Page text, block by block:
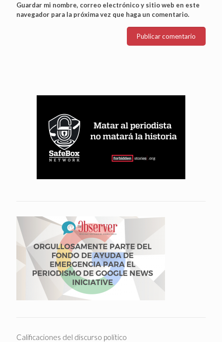
Guardar mi nombre, correo electrónico y sitio web en este
navegador para la próxima vez que haga un comentario.
Calificaciones del discurso político